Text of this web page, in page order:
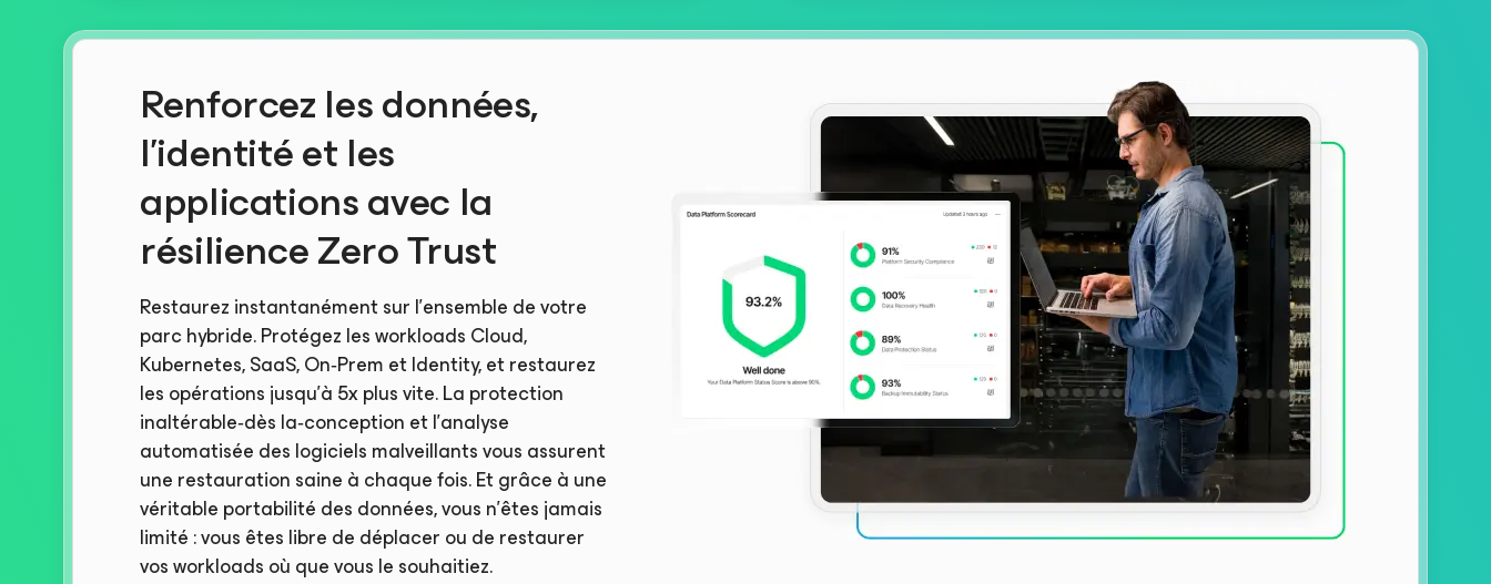
Renforcez les données,
l’identité et les
applications avec la
résilience Zero Trust
Restaurez instantanément sur l’ensemble de votre
parc hybride. Protégez les workloads Cloud,
Kubernetes, SaaS, On‑Prem et Identity, et restaurez
les opérations jusqu’à 5x plus vite. La protection
inaltérable‑dès la‑conception et l’analyse
automatisée des logiciels malveillants vous assurent
une restauration saine à chaque fois. Et grâce à une
véritable portabilité des données, vous n’êtes jamais
limité : vous êtes libre de déplacer ou de restaurer
vos workloads où que vous le souhaitiez.